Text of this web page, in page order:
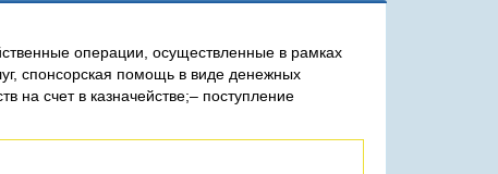
операции, осуществленные в рамках
спонсорская помощь в виде денежных
на счет в казначействе;– поступление